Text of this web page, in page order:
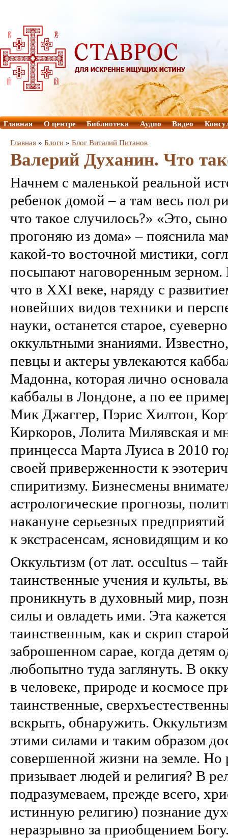
Главная О центре Библиотека Аудио Видео
Главная » Блоги » Блог Виталий Питанов
Валерий Духанин. Что
Начнем с маленькой реальной
ребенок домой – а там весь пол
что такое случилось?» «Это,
прогоняю из дома» – пояснила
какой-то восточной мистики,
посыпают наговоренным зерном.
что в XXI веке, наряду с
новейших видов техники и
науки, останется старое,
оккультными знаниями.
певцы и актеры увлекаются
Мадонна, которая лично
каббалы в Лондоне, а по ее
Мик Джаггер, Пэрис Хилтон,
Киркоров, Лолита Милявская и
принцесса Марта Луиса в 2010
своей приверженности к
спиритизму. Бизнесмены
астрологические прогнозы,
накануне серьезных
к экстрасенсам, ясновидящим и
Оккультизм (от лат. occultus –
таинственные учения и культы,
проникнуть в духовный мир,
силы и овладеть ими. Эта
таинственным, как и скрип
заброшенном сарае, когда детям
любопытно туда заглянуть. В
в человеке, природе и космосе
таинственные,
вскрыть, обнаружить.
этими силами и таким образом
совершенной жизни на земле. Но
призывает людей и религия? В
подразумеваем, прежде всего,
истинную религию) познание
неразрывно за приобщением